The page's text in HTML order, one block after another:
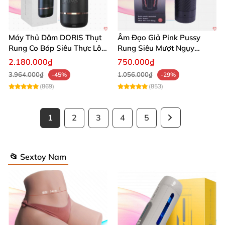
Máy Thủ Dâm DORIS Thụt
Rung Co Bóp Siêu Thực Lôi
Cuốn
2.180.000₫
3.964.000₫
-45%
(869)
Âm Đạo Giả Pink Pussy
Rung Siêu Mượt Ngụy
Trang Đèn Pin
750.000₫
1.056.000₫
-29%
(853)
1 2 3 4 5
📂 Sextoy Nam